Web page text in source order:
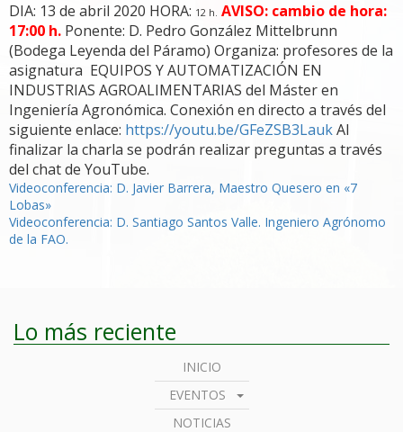
DIA: 13 de abril 2020 HORA: 12 h. AVISO: cambio de hora:
17:00 h. Ponente: D. Pedro González Mittelbrunn
(Bodega Leyenda del Páramo) Organiza: profesores de la
asignatura EQUIPOS Y AUTOMATIZACIÓN EN
INDUSTRIAS AGROALIMENTARIAS del Máster en
Ingeniería Agronómica. Conexión en directo a través del
siguiente enlace: https://youtu.be/GFeZSB3LaukAl
finalizar la charla se podrán realizar preguntas a través
del chat de YouTube.
Navegación
de
entradas
Videoconferencia: D. Javier Barrera, Maestro Quesero en «7
Lobas»
Videoconferencia: D. Santiago Santos Valle. Ingeniero Agrónomo
de la FAO.
Lo más reciente
INICIO
EVENTOS
NOTICIAS